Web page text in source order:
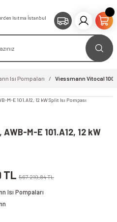
Isı Pompaları Viessmann Vitocal 100-
M-E 101.A12, 12 kW
TL 567.210,84 TL
Isı Pompaları